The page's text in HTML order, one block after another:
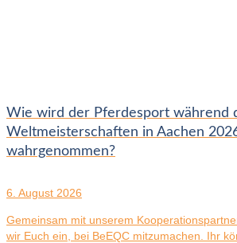
Wie wird der Pferdesport während
Weltmeisterschaften in Aachen
wahrgenommen?
6. August 2026
Gemeinsam mit unserem
wir Euch ein, bei BeEQC mitzumachen. Ihr